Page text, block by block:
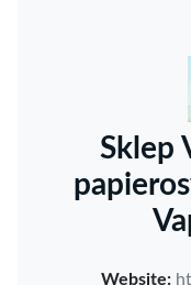
Sklep
Website: